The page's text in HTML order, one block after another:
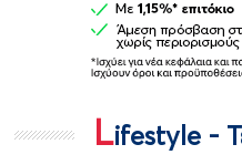
Lifestyle -